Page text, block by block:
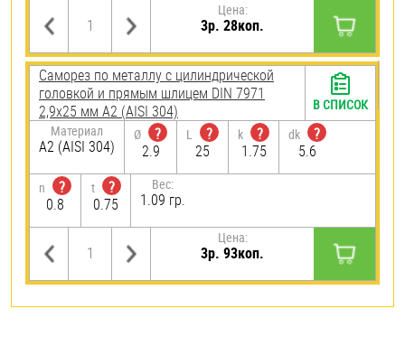
Цена:
3р. 28коп.
Саморез по металлу с цилиндрической
головкой и прямым шлицем DIN 7971
2,9х25 мм А2 (AISI 304)
Материал
А2 (AISI 304)
Ø
?
2.9
L
?
25
k
?
1.75
dk
?
5.6
n
?
0.8
t
?
0.75
Вес:
1.09 гр.
Цена:
3р. 93коп.
В СПИСОК